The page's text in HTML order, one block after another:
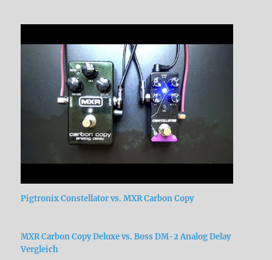
Pigtronix Constellator vs. MXR Carbon Copy
MXR Carbon Copy Deluxe vs. Boss DM-2 Analog Delay
Vergleich